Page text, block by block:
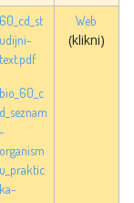
60_cd_st
udijni-
text.pdf
bio_60_c
d_seznam
-
organism
u_praktic
ka-
Web
(klikni)